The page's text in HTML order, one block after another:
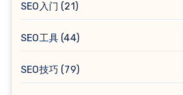
SEO入门 (21)
SEO工具 (44)
SEO技巧 (79)